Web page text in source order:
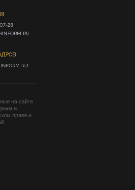
28
на сайте
и
праве и